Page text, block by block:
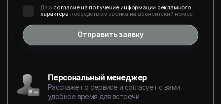
Даю согласие на получение информации рекламного
характера посредством звонка на абонентский номер
Отправить заявку
Персональный менеджер
Расскажет о сервисе и согласует с вами
удобное время для встречи